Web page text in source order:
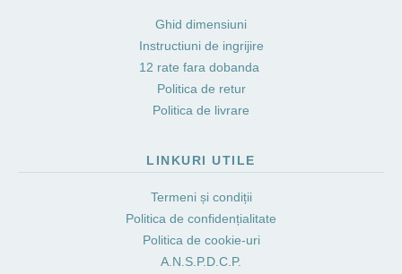
Ghid dimensiuni
Instructiuni de ingrijire
12 rate fara dobanda
Politica de retur
Politica de livrare
LINKURI UTILE
Termeni și condiții
Politica de confidențialitate
Politica de cookie-uri
A.N.S.P.D.C.P.